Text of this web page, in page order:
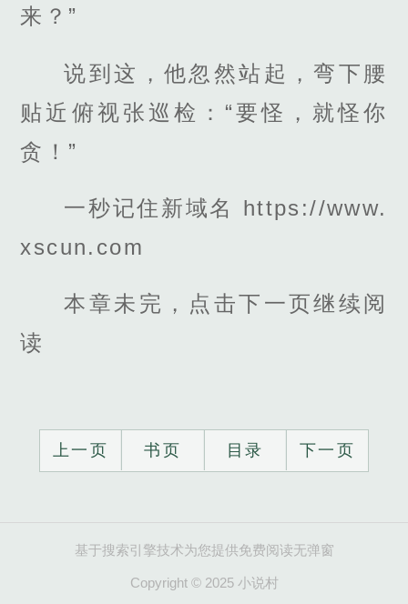
来？”
说到这，他忽然站起，弯下腰
贴近俯视张巡检：“要怪，就怪你
贪！”
一秒记住新域名 https://www.
xscun.com
本章未完，点击下一页继续阅
读
上一页 书页 目录 下一页
基于搜索引擎技术为您提供免费阅读无弹窗
Copyright © 2025 小说村